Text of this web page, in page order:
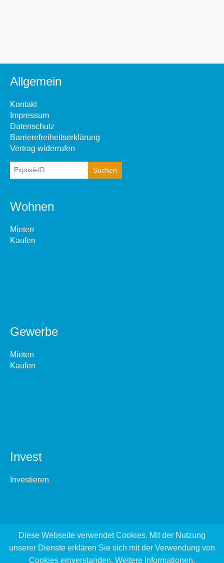
Allgemein
Kontakt
Impressum
Datenschutz
Barrierefreiheitserklärung
Vertrag widerrufen
Wohnen
Mieten
Kaufen
Gewerbe
Mieten
Kaufen
Invest
Investieren
Diese Webseite verwendet Cookies. Mit der Nutzung
unserer Dienste erklären Sie sich mit der Verwendung von
Cookies einverstanden. Weitere Informationen.